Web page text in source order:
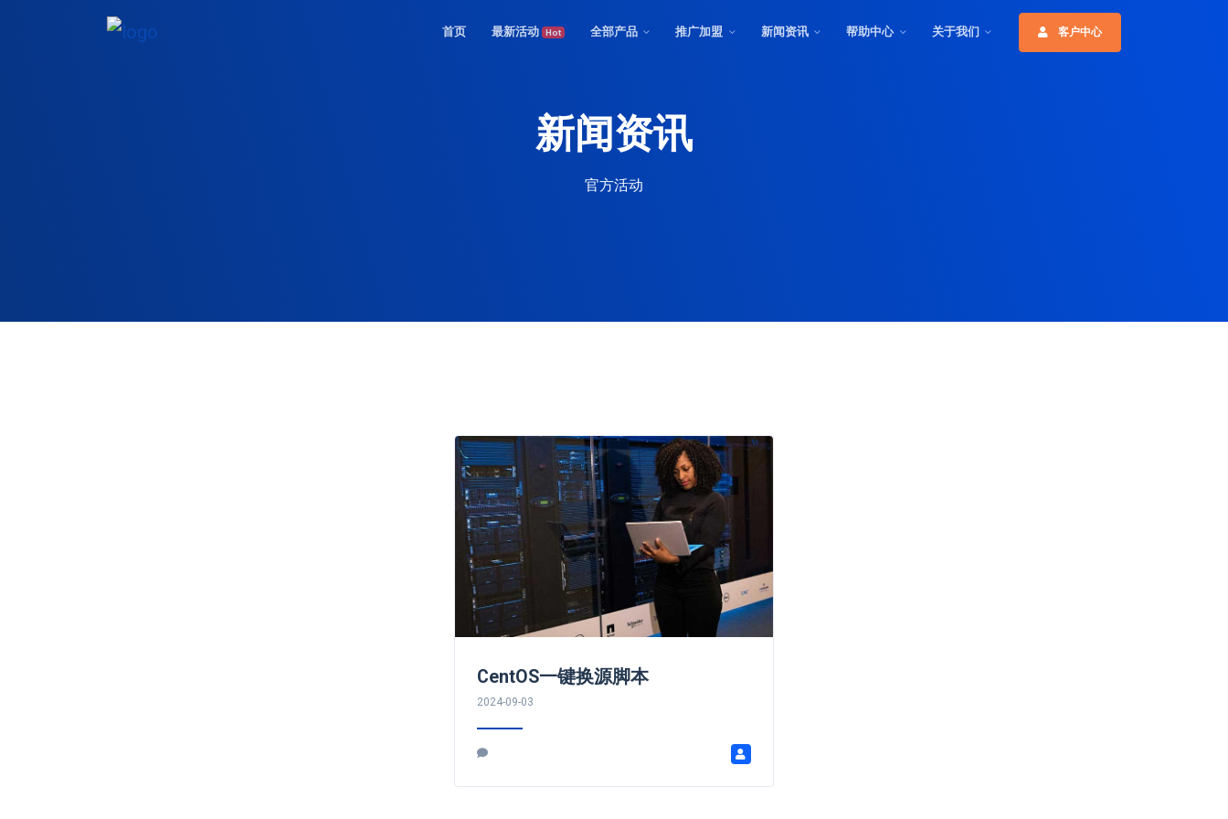
首页 最新活动 Hot 全部产品 推广加盟 新闻资讯 帮助中心 关于我们 客户中心
新闻资讯
官方活动
CentOS一键换源脚本
2024-09-03